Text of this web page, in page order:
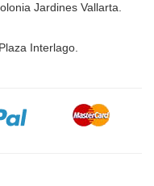
Jardines Vallarta.
Interlago.